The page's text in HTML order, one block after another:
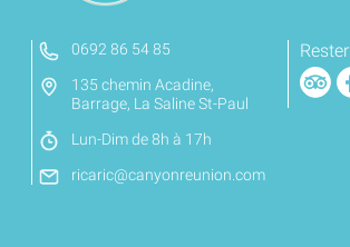
0692 86 54 85
135 chemin Acadine,
Barrage, La Saline St-Paul
Lun-Dim de 8h à 17h
ricaric@canyonreunion.com